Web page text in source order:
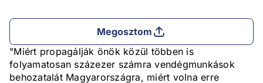
Megosztom
"Miért propagálják önök közül többen is
folyamatosan százezer számra vendégmunkások
behozatalát Magyarországra, miért volna erre